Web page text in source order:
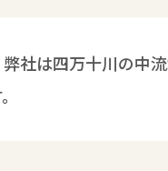
社は四万十川の中